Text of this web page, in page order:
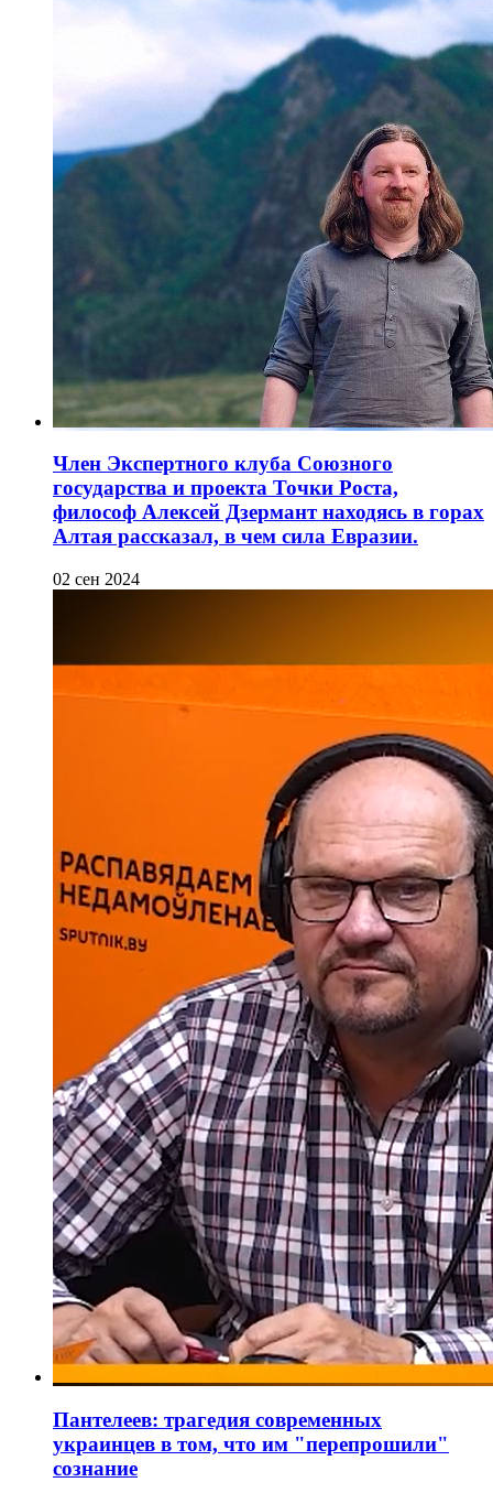
Член Экспертного клуба Союзного
государства и проекта Точки Роста,
философ Алексей Дзермант находясь в горах
Алтая рассказал, в чем сила Евразии.
02 сен 2024
Пантелеев: трагедия современных
украинцев в том, что им "перепрошили"
сознание